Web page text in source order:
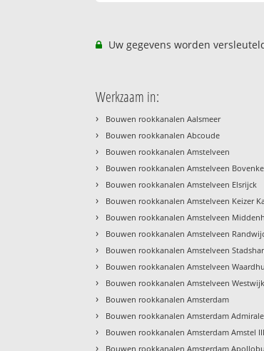
Uw gegevens worden
Werkzaam in:
› Bouwen rookkanalen Aalsmeer
› Bouwen rookkanalen Abcoude
› Bouwen rookkanalen Amstelveen
› Bouwen rookkanalen Amstelveen
› Bouwen rookkanalen Amstelveen Elsrijck
› Bouwen rookkanalen Amstelveen Keizer
› Bouwen rookkanalen Amstelveen
› Bouwen rookkanalen Amstelveen
› Bouwen rookkanalen Amstelveen
› Bouwen rookkanalen Amstelveen
› Bouwen rookkanalen Amstelveen Westwijk
› Bouwen rookkanalen Amsterdam
› Bouwen rookkanalen Amsterdam
› Bouwen rookkanalen Amsterdam Amstel III
› Bouwen rookkanalen Amsterdam